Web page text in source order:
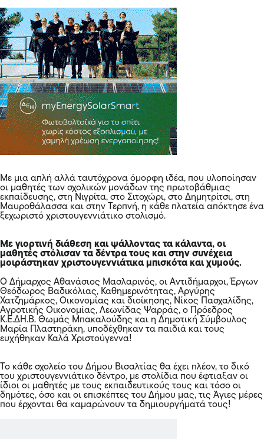
Με μια απλή αλλά ταυτόχρονα όμορφη ιδέα, που υλοποίησαν
οι μαθητές των σχολικών μονάδων της πρωτοβάθμιας
εκπαίδευσης, στη Νιγρίτα, στο Σιτοχώρι, στο Δημητρίτσι, στη
Μαυροθάλασσα και στην Τερπνή, η κάθε πλατεία απόκτησε ένα
ξεχωριστό χριστουγεννιάτικο στολισμό.
Με γιορτινή διάθεση και ψάλλοντας τα κάλαντα, οι
μαθητές στόλισαν τα δέντρα τους και στην συνέχεια
μοιράστηκαν χριστουγεννιάτικα μπισκότα και χυμούς.
Ο Δήμαρχος Αθανάσιος Μασλαρινός, οι Αντιδήμαρχοι, Έργων
Θεόδωρος Βαδικόλιας, Καθημερινότητας, Αργύρης
Χατζημάρκος, Οικονομίας και διοίκησης, Νίκος Πασχαλίδης,
Αγροτικής Οικονομίας, Λεωνίδας Ψαρράς, ο Πρόεδρος
Κ.Ε.ΔΗ.Β. Θωμάς Μπακαλούδης και η Δημοτική Σύμβουλος
Μαρία Πλαστηράκη, υποδέχθηκαν τα παιδιά και τους
ευχήθηκαν Καλά Χριστούγεννα!
Το κάθε σχολείο του Δήμου Βισαλτίας θα έχει πλέον, το δικό
του χριστουγεννιάτικο δέντρο, με στολίδια που έφτιαξαν οι
ίδιοι οι μαθητές με τους εκπαιδευτικούς τους και τόσο οι
δημότες, όσο και οι επισκέπτες του Δήμου μας, τις Άγιες μέρες
που έρχονται θα καμαρώνουν τα δημιουργήματά τους!